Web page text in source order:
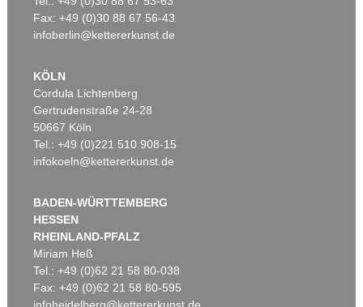
Fax: +49 (0)30 88 67 56-43
infoberlin@kettererkunst.de
KÖLN
Cordula Lichtenberg
Gertrudenstraße 24-28
50667 Köln
Tel.: +49 (0)221 510 908-15
infokoeln@kettererkunst.de
BADEN-WÜRTTEMBERG
HESSEN
RHEINLAND-PFALZ
Miriam Heß
Tel.: +49 (0)62 21 58 80-038
Fax: +49 (0)62 21 58 80-595